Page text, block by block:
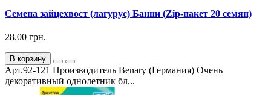
Семена зайцехвост (лагурус) Банни (Zip-пакет 20 семян)
28.00 грн.
В корзину
Арт.92-121 Производитель Benary (Германия) Очень
декоративный однолетник бл...